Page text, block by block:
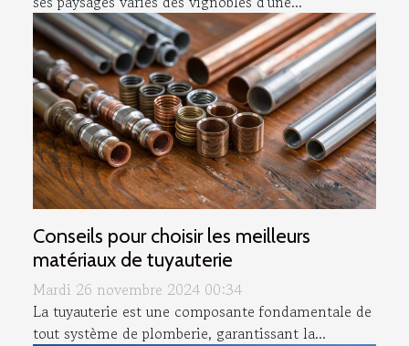
Conseils pour choisir les meilleurs
matériaux de tuyauterie
Mardi 26 novembre 2024 00:34
La tuyauterie est une composante fondamentale de
tout système de plomberie, garantissant la...